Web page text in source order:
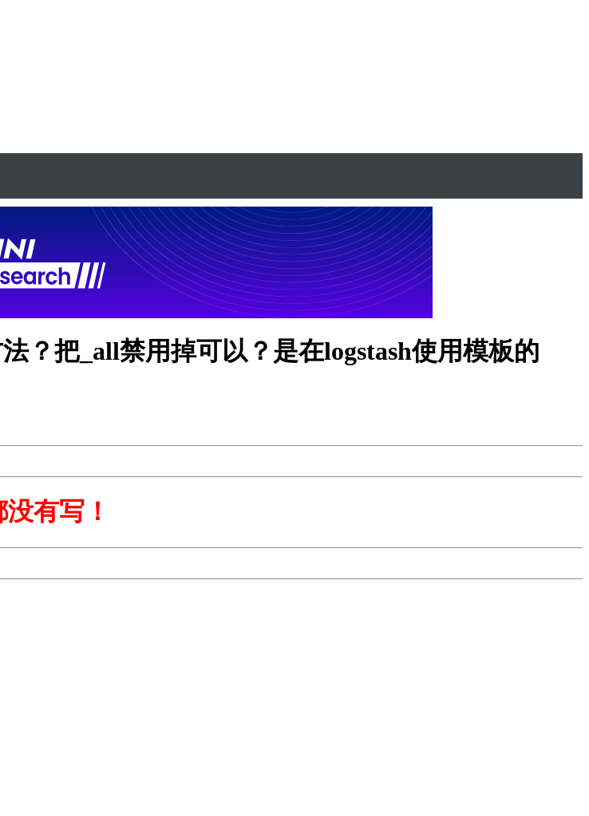
？把_all禁用掉可以？是在logstash使用模板的
有写！